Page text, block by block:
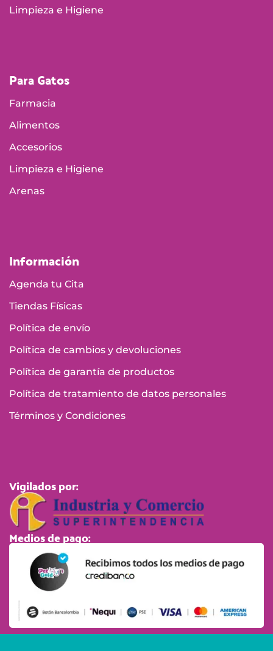
Limpieza e Higiene
Para Gatos
Farmacia
Alimentos
Accesorios
Limpieza e Higiene
Arenas
Información
Agenda tu Cita
Tiendas Físicas
Política de envío
Política de cambios y devoluciones
Política de garantía de productos
Política de tratamiento de datos personales
Términos y Condiciones
Vigilados por:
Medios de pago: